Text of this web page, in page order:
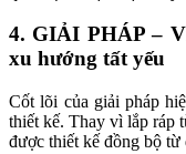
4. GIẢI PHÁP –
xu hướng tất yếu
Cốt lõi của giải pháp
thiết kế. Thay vì lắp ráp
được thiết kế đồng bộ từ